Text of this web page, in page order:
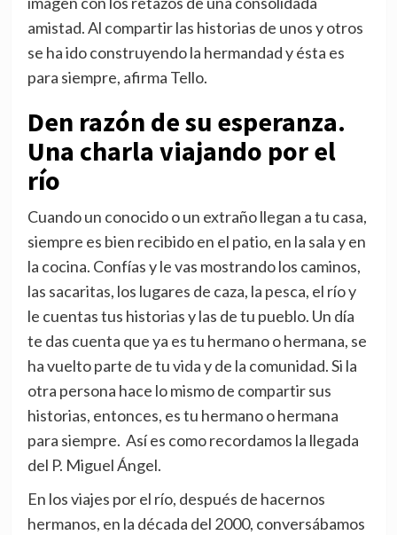
amistad. Al compartir las historias de unos y otros
se ha ido construyendo la hermandad y ésta es
para siempre, afirma Tello.
Den razón de su esperanza.
Una charla viajando por el
río
Cuando un conocido o un extraño llegan a tu casa,
siempre es bien recibido en el patio, en la sala y en
la cocina. Confías y le vas mostrando los caminos,
las sacaritas, los lugares de caza, la pesca, el río y
le cuentas tus historias y las de tu pueblo. Un día
te das cuenta que ya es tu hermano o hermana, se
ha vuelto parte de tu vida y de la comunidad. Si la
otra persona hace lo mismo de compartir sus
historias, entonces, es tu hermano o hermana
para siempre. Así es como recordamos la llegada
del P. Miguel Ángel.
En los viajes por el río, después de hacernos
hermanos, en la década del 2000, conversábamos